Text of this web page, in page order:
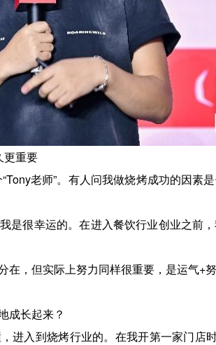
更重要
老师”。有人问我做烧烤成功的因素
是很幸运的。在进入餐饮行业创业之前
在，但实际上努力同样很重要，是运气+
成长起来？
进入到烧烤行业的。在我开第一家门店